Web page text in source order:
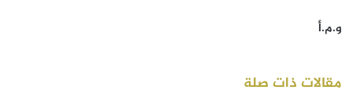
و.م.أ
مقالات ذات صلة